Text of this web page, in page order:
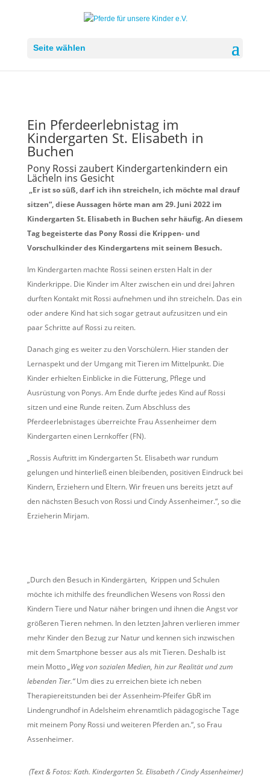
Seite wählen
Ein Pferdeerlebnistag im
Kindergarten St. Elisabeth in
Buchen
Pony Rossi zaubert Kindergartenkindern ein
Lächeln ins Gesicht
„Er ist so süß, darf ich ihn streicheln, ich möchte mal drauf
sitzen“, diese Aussagen hörte man am 29. Juni 2022 im
Kindergarten St. Elisabeth in Buchen sehr häufig. An diesem
Tag begeisterte das Pony Rossi die Krippen- und
Vorschulkinder des Kindergartens mit seinem Besuch.
Im Kindergarten machte Rossi seinen ersten Halt in der
Kinderkrippe. Die Kinder im Alter zwischen ein und drei Jahren
durften Kontakt mit Rossi aufnehmen und ihn streicheln. Das ein
oder andere Kind hat sich sogar getraut aufzusitzen und ein
paar Schritte auf Rossi zu reiten.
Danach ging es weiter zu den Vorschülern. Hier standen der
Lernaspekt und der Umgang mit Tieren im Mittelpunkt. Die
Kinder erhielten Einblicke in die Fütterung, Pflege und
Ausrüstung von Ponys. Am Ende durfte jedes Kind auf Rossi
sitzen und eine Runde reiten. Zum Abschluss des
Pferdeerlebnistages überreichte Frau Assenheimer dem
Kindergarten einen Lernkoffer (FN).
„Rossis Auftritt im Kindergarten St. Elisabeth war rundum
gelungen und hinterließ einen bleibenden, positiven Eindruck bei
Kindern, Erziehern und Eltern. Wir freuen uns bereits jetzt auf
den nächsten Besuch von Rossi und Cindy Assenheimer.“, so die
Erzieherin Mirjam.
„Durch den Besuch in Kindergärten, Krippen und Schulen
möchte ich mithilfe des freundlichen Wesens von Rossi den
Kindern Tiere und Natur näher bringen und ihnen die Angst vor
größeren Tieren nehmen. In den letzten Jahren verlieren immer
mehr Kinder den Bezug zur Natur und kennen sich inzwischen
mit dem Smartphone besser aus als mit Tieren. Deshalb ist
mein Motto„Weg von sozialen Medien, hin zur Realität und zum
lebenden Tier.“Um dies zu erreichen biete ich neben
Therapiereitstunden bei der Assenheim-Pfeifer GbR im
Lindengrundhof in Adelsheim ehrenamtlich pädagogische Tage
mit meinem Pony Rossi und weiteren Pferden an.“, so Frau
Assenheimer.
(Text & Fotos: Kath. Kindergarten St. Elisabeth / Cindy Assenheimer)